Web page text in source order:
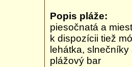
Popis pláže:
piesočnatá a
k dispozícii tiež
lehátka,
plážový bar